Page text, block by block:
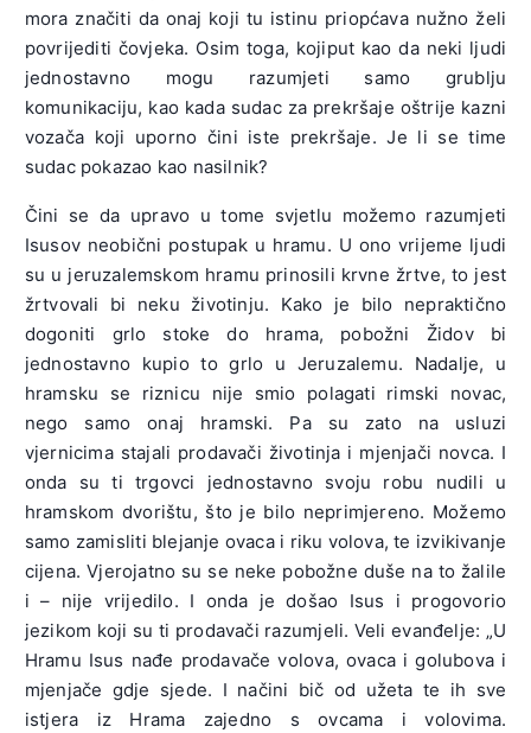
mora značiti da onaj koji tu istinu priopćava nužno želi
povrijediti čovjeka. Osim toga, kojiput kao da neki ljudi
jednostavno mogu razumjeti samo grublju
komunikaciju, kao kada sudac za prekršaje oštrije kazni
vozača koji uporno čini iste prekršaje. Je li se time
sudac pokazao kao nasilnik?
Čini se da upravo u tome svjetlu možemo razumjeti
Isusov neobični postupak u hramu. U ono vrijeme ljudi
su u jeruzalemskom hramu prinosili krvne žrtve, to jest
žrtvovali bi neku životinju. Kako je bilo nepraktično
dogoniti grlo stoke do hrama, pobožni Židov bi
jednostavno kupio to grlo u Jeruzalemu. Nadalje, u
hramsku se riznicu nije smio polagati rimski novac,
nego samo onaj hramski. Pa su zato na usluzi
vjernicima stajali prodavači životinja i mjenjači novca. I
onda su ti trgovci jednostavno svoju robu nudili u
hramskom dvorištu, što je bilo neprimjereno. Možemo
samo zamisliti blejanje ovaca i riku volova, te izvikivanje
cijena. Vjerojatno su se neke pobožne duše na to žalile
i – nije vrijedilo. I onda je došao Isus i progovorio
jezikom koji su ti prodavači razumjeli. Veli evanđelje: „U
Hramu Isus nađe prodavače volova, ovaca i golubova i
mjenjače gdje sjede. I načini bič od užeta te ih sve
istjera iz Hrama zajedno s ovcama i volovima.